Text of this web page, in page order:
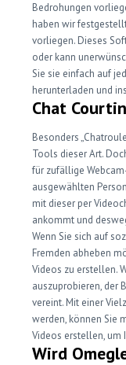
Bedrohungen
haben wir
vorliegen. Dieses
oder kann
Sie sie einfach auf
herunterladen und
Chat
Besonders
Tools dieser Art.
für zufällige
ausgewählten
mit dieser per
ankommt und
Wenn Sie sich auf
Fremden abheben
Videos zu erstellen.
auszuprobieren, der
vereint. Mit einer
werden, können Sie
Videos erstellen, um
Wird